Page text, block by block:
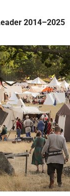
2014–2025